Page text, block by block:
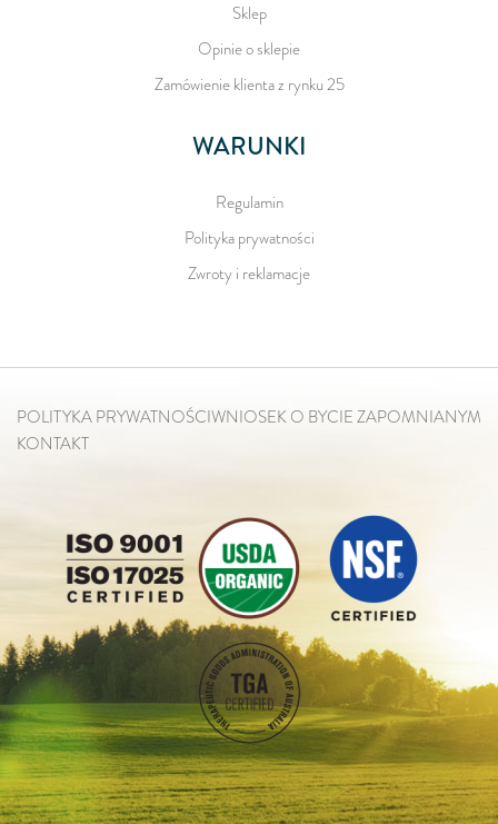
Sklep
Opinie o sklepie
Zamówienie klienta z rynku 25
WARUNKI
Regulamin
Polityka prywatności
Zwroty i reklamacje
POLITYKA PRYWATNOŚCIWNIOSEK O BYCIE ZAPOMNIANYM
KONTAKT